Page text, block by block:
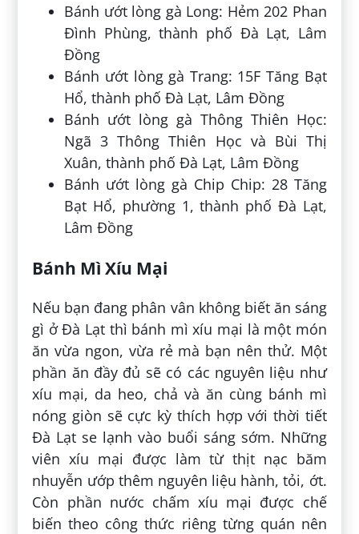
Bánh ướt lòng gà Long: Hẻm 202 Phan
Đình Phùng, thành phố Đà Lạt, Lâm
Đồng
Bánh ướt lòng gà Trang: 15F Tăng Bạt
Hổ, thành phố Đà Lạt, Lâm Đồng
Bánh ướt lòng gà Thông Thiên Học:
Ngã 3 Thông Thiên Học và Bùi Thị
Xuân, thành phố Đà Lạt, Lâm Đồng
Bánh ướt lòng gà Chip Chip: 28 Tăng
Bạt Hổ, phường 1, thành phố Đà Lạt,
Lâm Đồng
Bánh Mì Xíu Mại
Nếu bạn đang phân vân không biết ăn sáng
gì ở Đà Lạt thì bánh mì xíu mại là một món
ăn vừa ngon, vừa rẻ mà bạn nên thử. Một
phần ăn đầy đủ sẽ có các nguyên liệu như
xíu mại, da heo, chả và ăn cùng bánh mì
nóng giòn sẽ cực kỳ thích hợp với thời tiết
Đà Lạt se lạnh vào buổi sáng sớm. Những
viên xíu mại được làm từ thịt nạc băm
nhuyễn ướp thêm nguyên liệu hành, tỏi, ớt.
Còn phần nước chấm xíu mại được chế
biến theo công thức riêng từng quán nên